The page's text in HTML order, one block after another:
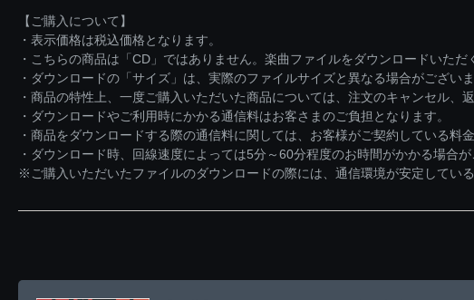
【ご購入について】
・表示価格は税込価格となります。
・こちらの商品は「CD」ではありません。楽曲ファイルをダウンロードいた
・ダウンロードの「サイズ」は、実際のファイルサイズと異なる場合がございま
・商品の特性上、一度ご購入いただいた商品については、注文のキャンセル、
・ダウンロードやご利用時にかかる通信料はお客さまのご負担となります。
・商品をダウンロードする際の通信料に関しては、お客様がご契約している
・ダウンロード時、回線速度によっては5分～60分程度のお時間がかかる場合が
※ご購入いただいたファイルのダウンロードの際には、通信環境が安定してい